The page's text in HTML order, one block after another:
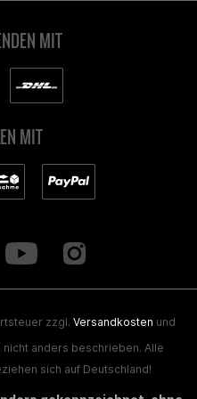
MIT
MIT
zzgl. Versandkosten und
anders beschrieben. Alle
sich auf Deutschland!